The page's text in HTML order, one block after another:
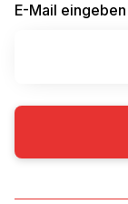
E-Mail eingeben